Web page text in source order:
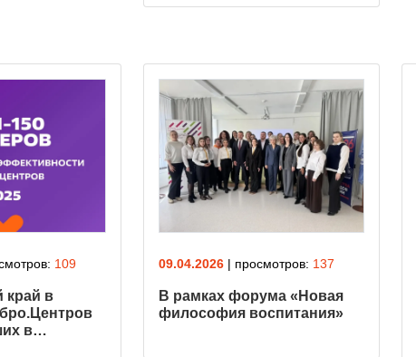
109
край в
в…
09.04.2026 | просмотров: 137
В рамках форума «Новая
философия воспитания»